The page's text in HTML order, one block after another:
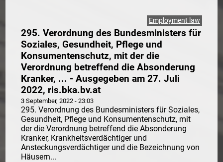
Employment law
295. Verordnung des Bundesministers für
Soziales, Gesundheit, Pflege und
Konsumentenschutz, mit der die
Verordnung betreffend die Absonderung
Kranker, ... - Ausgegeben am 27. Juli
2022, ris.bka.bv.at
3 September, 2022 - 23:03
295. Verordnung des Bundesministers für Soziales,
Gesundheit, Pflege und Konsumentenschutz, mit
der die Verordnung betreffend die Absonderung
Kranker, Krankheitsverdächtiger und
Ansteckungsverdächtiger und die Bezeichnung von
Häusern...